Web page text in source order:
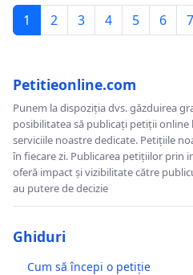
1 2 3 4 5 6 7
Petitieonline.com
Punem la dispoziția dvs. găzduirea
posibilitatea să publicați petiții
serviciile noastre dedicate. Petițiile
în fiecare zi. Publicarea petițiilor prin
oferă impact și vizibilitate către
au putere de decizie
Ghiduri
Cum să începi o petiție